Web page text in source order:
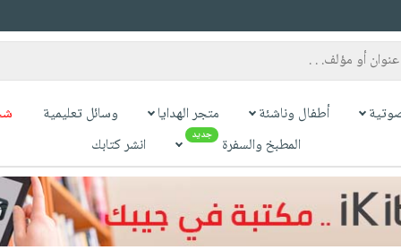
أطفال وناشئة متجر الهدايا وسائل تعليمية
المطبخ والسفرة
جديد انشر كتابك